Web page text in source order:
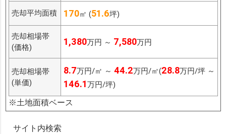
売却平均面積 170㎡ (51.6坪)
売却相場帯
(価格)
1,380万円 ～ 7,580万円
売却相場帯
(単価)
8.7万円/㎡ ～ 44.2万円/㎡(28.8万円/坪 ～
146.1万円/坪)
※土地面積ベース
サイト内検索